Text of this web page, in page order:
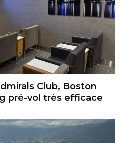
Club, Boston
pré-vol très efficace